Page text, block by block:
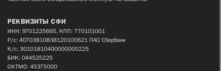
РЕКВИЗИТЫ СФИ
ИНН: 9701225665, КПП: 770101001
Р/с: 40703810838120100621 ПАО Сбербанк
К/с: 30101810400000000225
БИК: 044525225
ОКТМО: 45375000